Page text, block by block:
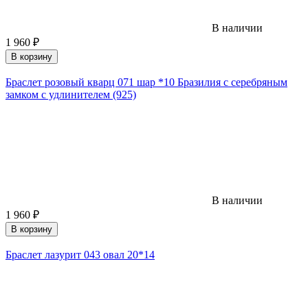
В наличии
1 960 ₽
В корзину
Браслет розовый кварц 071 шар *10 Бразилия с серебряным
замком с удлинителем (925)
В наличии
1 960 ₽
В корзину
Браслет лазурит 043 овал 20*14